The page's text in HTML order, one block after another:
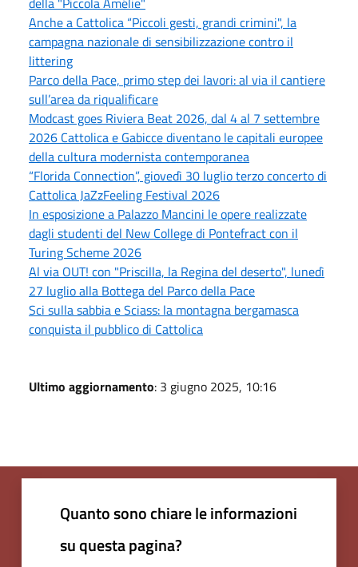
Anche a Cattolica “Piccoli gesti, grandi crimini", la
campagna nazionale di sensibilizzazione contro il
littering
Parco della Pace, primo step dei lavori: al via il cantiere
sull’area da riqualificare
Modcast goes Riviera Beat 2026, dal 4 al 7 settembre
2026 Cattolica e Gabicce diventano le capitali europee
della cultura modernista contemporanea
“Florida Connection”, giovedì 30 luglio terzo concerto di
Cattolica JaZzFeeling Festival 2026
In esposizione a Palazzo Mancini le opere realizzate
dagli studenti del New College di Pontefract con il
Turing Scheme 2026
Al via OUT! con "Priscilla, la Regina del deserto", lunedì
27 luglio alla Bottega del Parco della Pace
Sci sulla sabbia e Sciass: la montagna bergamasca
conquista il pubblico di Cattolica
Ultimo aggiornamento: 3 giugno 2025, 10:16
Quanto sono chiare le informazioni
su questa pagina?